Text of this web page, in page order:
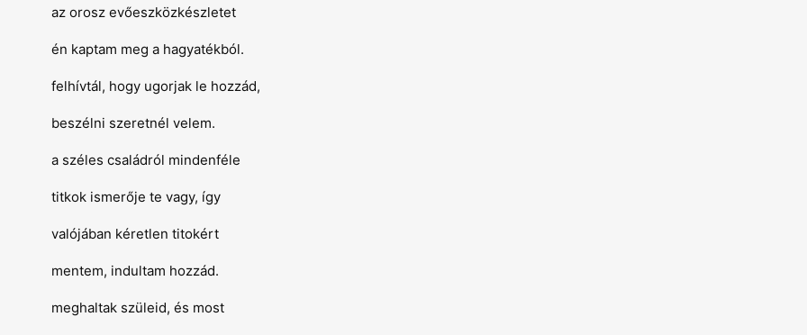
az orosz evőeszközkészletet
én kaptam meg a hagyatékból.
felhívtál, hogy ugorjak le hozzád,
beszélni szeretnél velem.
a széles családról mindenféle
titkok ismerője te vagy, így
valójában kéretlen titokért
mentem, indultam hozzád.
meghaltak szüleid, és most